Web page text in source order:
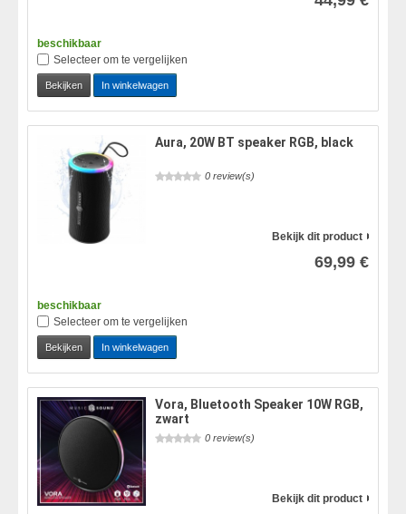
beschikbaar
Selecteer om te vergelijken
Bekijken In winkelwagen
Aura, 20W BT speaker RGB, black
0 review(s)
Bekijk dit product
69,99 €
beschikbaar
Selecteer om te vergelijken
Bekijken In winkelwagen
Vora, Bluetooth Speaker 10W RGB,
zwart
0 review(s)
Bekijk dit product